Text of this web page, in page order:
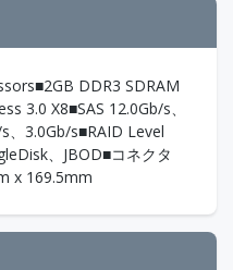
DDR3 SDRAM
3.0 X8■SAS 12.0Gb/s、
、3.0Gb/s■RAID Level
、JBOD■コネクタ
x 169.5mm